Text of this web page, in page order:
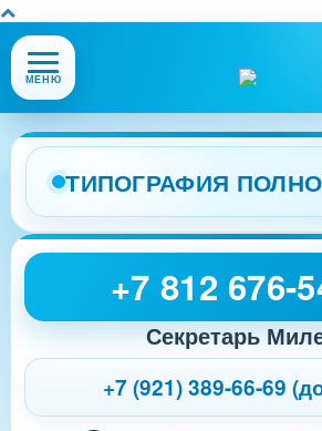
Открыть
или
меню
сайта
МЕНЮ
ТИПОГРАФИЯ
+7 812 676-
Секретарь
+7 (921) 389-66-69